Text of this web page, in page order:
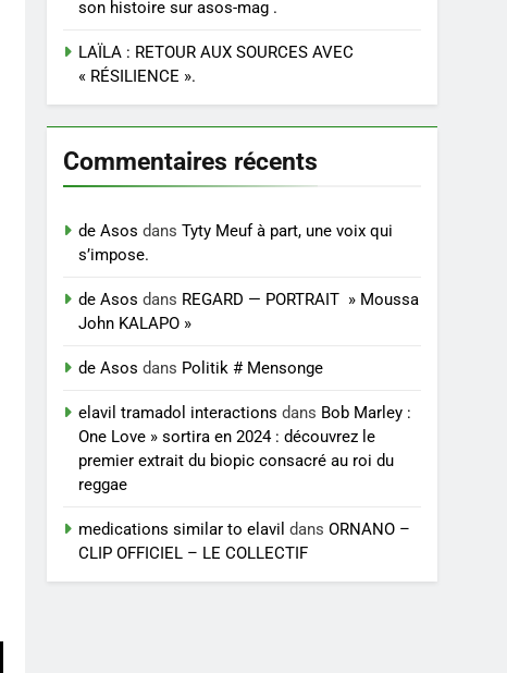
son histoire sur asos-mag .
LAÏLA : RETOUR AUX SOURCES AVEC
« RÉSILIENCE ».
Commentaires récents
de Asos dansTyty Meuf à part, une voix qui
s’impose.
de Asos dans REGARD — PORTRAIT » Moussa
John KALAPO »
de Asos dans Politik # Mensonge
elavil tramadol interactions dans Bob Marley :
One Love » sortira en 2024 : découvrez le
premier extrait du biopic consacré au roi du
reggae
medications similar to elavil dansORNANO –
CLIP OFFICIEL – LE COLLECTIF